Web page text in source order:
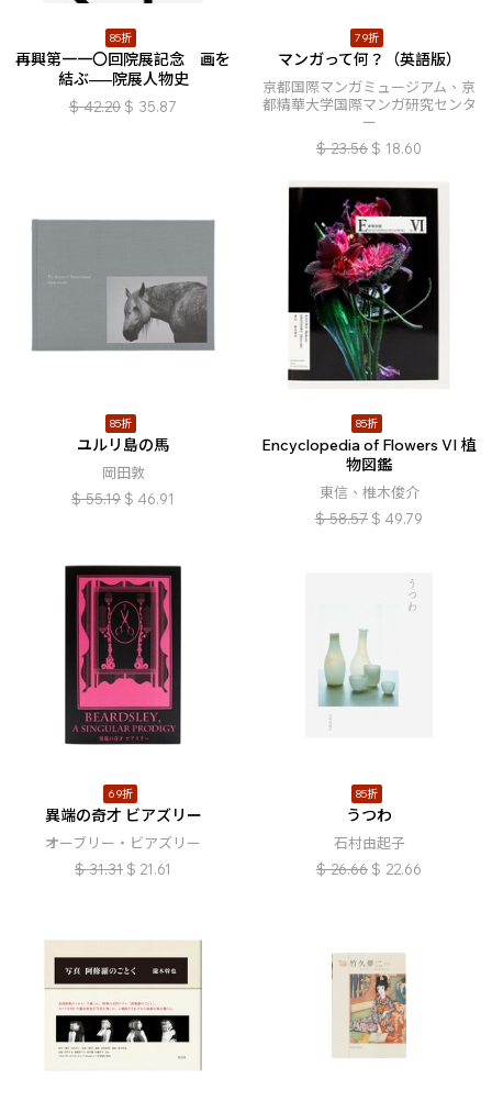
85折
再興第一一〇回院展記念 画を
結ぶ–––院展人物史
$ 42.20 $ 35.87
79折
マンガって何？（英語版）
京都国際マンガミュージアム、京
都精華大学国際マンガ研究センタ
ー
$ 23.56 $ 18.60
85折
ユルリ島の馬
岡田敦
$ 55.19 $ 46.91
85折
Encyclopedia of Flowers VI 植
物図鑑
東信、椎木俊介
$ 58.57 $ 49.79
69折
異端の奇才 ビアズリー
オーブリー・ビアズリー
$ 31.31 $ 21.61
85折
うつわ
石村由起子
$ 26.66 $ 22.66